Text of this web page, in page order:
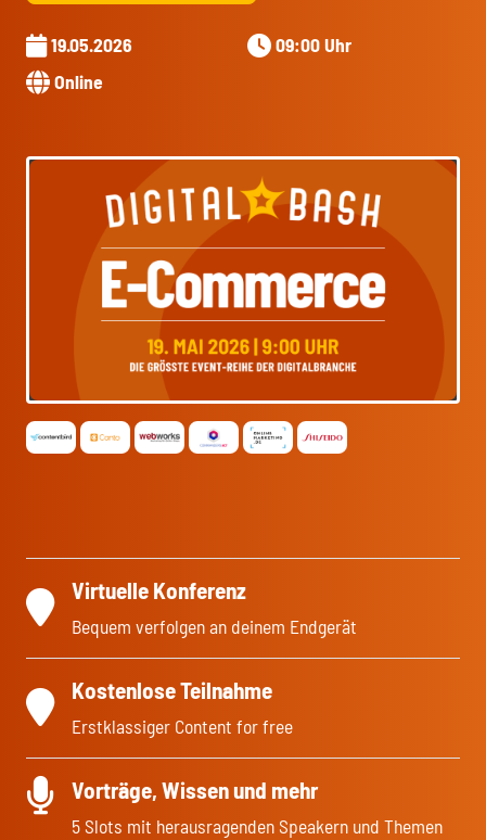
19.05.2026
09:00 Uhr
Online
Virtuelle Konferenz
Bequem verfolgen an deinem Endgerät
Kostenlose Teilnahme
Erstklassiger Content for free
Vorträge, Wissen und mehr
5 Slots mit herausragenden Speakern und Themen